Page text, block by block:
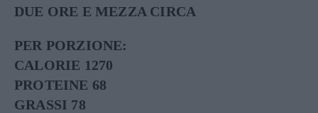
DUE ORE E MEZZA CIRCA
PER PORZIONE:
CALORIE 1270
PROTEINE 68
GRASSI 78